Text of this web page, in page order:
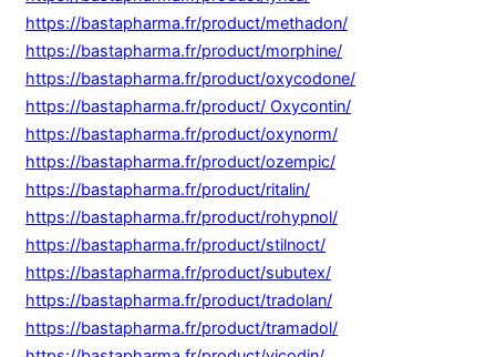
https://bastapharma.fr/product/methadon/
https://bastapharma.fr/product/morphine/
https://bastapharma.fr/product/oxycodone/
https://bastapharma.fr/product/ Oxycontin/
https://bastapharma.fr/product/oxynorm/
https://bastapharma.fr/product/ozempic/
https://bastapharma.fr/product/ritalin/
https://bastapharma.fr/product/rohypnol/
https://bastapharma.fr/product/stilnoct/
https://bastapharma.fr/product/subutex/
https://bastapharma.fr/product/tradolan/
https://bastapharma.fr/product/tramadol/